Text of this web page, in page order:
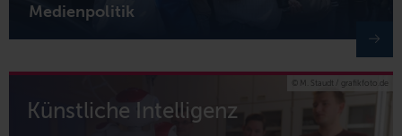
Medienpolitik
Künstliche Intelligenz
© M. Staudt / grafikfoto.de